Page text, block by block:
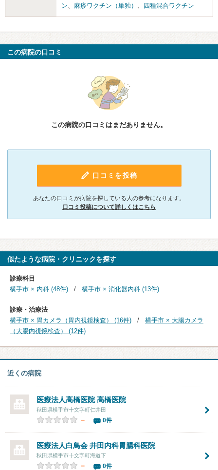
ン 麻疹ワクチン（単独） 四種混合ワクチン
この病院の口コミ
この病院の口コミはまだありません。
口コミを投稿
あなたの口コミが病院を探している人の参考になります。
口コミ投稿について詳しくはこちら
似たような病院・クリニックを探す
診療科目
横手市 × 内科 (48件)
横手市 × 消化器内科 (13件)
診療・治療法
横手市 × 胃カメラ（胃内視鏡検査） (16件)
横手市 × 大腸カメラ
（大腸内視鏡検査） (12件)
近くの病院
医療法人高橋医院 高橋医院
秋田県横手市十文字町仁井田
－ 0件
医療法人白鳥会井田内科胃腸科医院
秋田県横手市十文字町海道下
－ 0件